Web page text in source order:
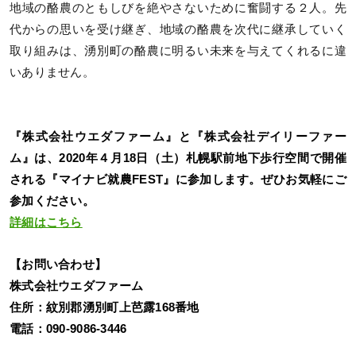
地域の酪農のともしびを絶やさないために奮闘する２人。先
代からの思いを受け継ぎ、地域の酪農を次代に継承していく
取り組みは、湧別町の酪農に明るい未来を与えてくれるに違
いありません。
『株式会社ウエダファーム』と『株式会社デイリーファー
ム』は、2020年４月18日（土）札幌駅前地下歩行空間で開催
される『マイナビ就農FEST』に参加します。ぜひお気軽にご
参加ください。
詳細はこちら
【お問い合わせ】
株式会社ウエダファーム
住所：紋別郡湧別町上芭露168番地
電話：090-9086-3446